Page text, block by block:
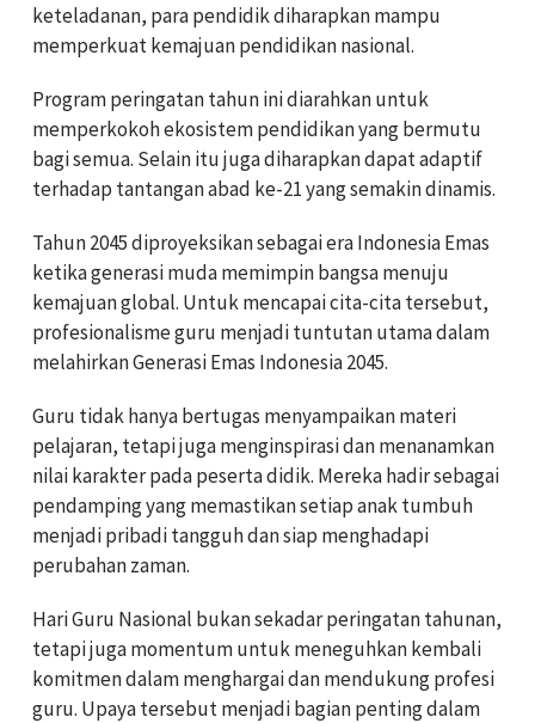
keteladanan, para pendidik diharapkan mampu
memperkuat kemajuan pendidikan nasional.
Program peringatan tahun ini diarahkan untuk
memperkokoh ekosistem pendidikan yang bermutu
bagi semua. Selain itu juga diharapkan dapat adaptif
terhadap tantangan abad ke-21 yang semakin dinamis.
Tahun 2045 diproyeksikan sebagai era Indonesia Emas
ketika generasi muda memimpin bangsa menuju
kemajuan global. Untuk mencapai cita-cita tersebut,
profesionalisme guru menjadi tuntutan utama dalam
melahirkan Generasi Emas Indonesia 2045.
Guru tidak hanya bertugas menyampaikan materi
pelajaran, tetapi juga menginspirasi dan menanamkan
nilai karakter pada peserta didik. Mereka hadir sebagai
pendamping yang memastikan setiap anak tumbuh
menjadi pribadi tangguh dan siap menghadapi
perubahan zaman.
Hari Guru Nasional bukan sekadar peringatan tahunan,
tetapi juga momentum untuk meneguhkan kembali
komitmen dalam menghargai dan mendukung profesi
guru. Upaya tersebut menjadi bagian penting dalam